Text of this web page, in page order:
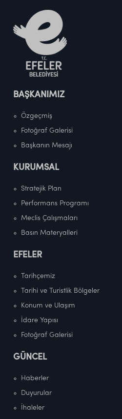
BAŞKANIMIZ
Özgeçmiş
Fotoğraf Galerisi
Başkanın Mesajı
KURUMSAL
Stratejik Plan
Performans Programı
Meclis Çalışmaları
Basın Materyalleri
EFELER
Tarihçemiz
Tarihi ve Turistlik Bölgeler
Konum ve Ulaşım
İdare Yapısı
Fotoğraf Galerisi
GÜNCEL
Haberler
Duyurular
İhaleler